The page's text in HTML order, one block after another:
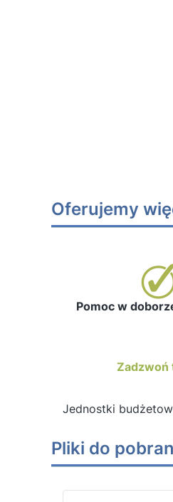
Oferujemy
Pomoc w
Zadzwoń
Jednostki
Pliki do